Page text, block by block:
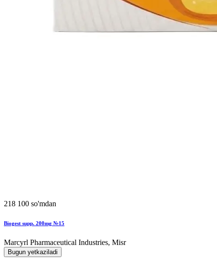
218 100 so'mdan
Biogest supp. 200mg №15
Marcyrl Pharmaceutical Industries, Misr
Bugun yetkaziladi